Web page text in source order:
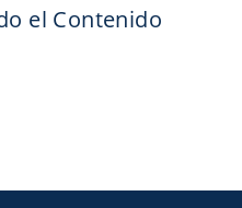
el Contenido